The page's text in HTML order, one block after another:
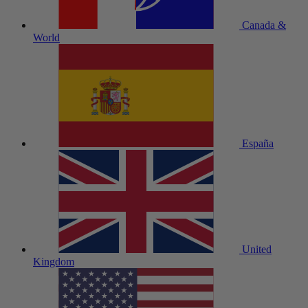
Canada &
World
España
United
Kingdom